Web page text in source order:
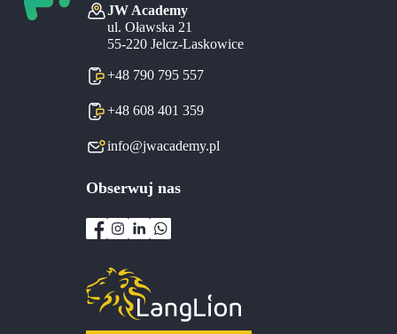
JW Academy
ul. Oławska 21
55-220 Jelcz-Laskowice
+48 790 795 557
+48 608 401 359
info@jwacademy.pl
Obserwuj nas